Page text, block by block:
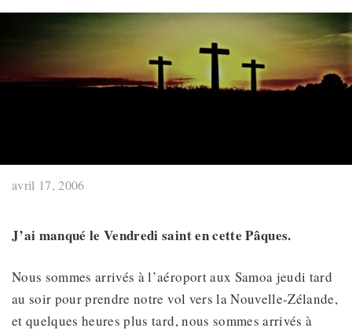
avril 17, 2006
J’ai manqué le Vendredi saint en cette Pâques.
Nous sommes arrivés à l’aéroport aux Samoa jeudi tard
au soir pour prendre notre vol vers la Nouvelle-Zélande,
et quelques heures plus tard, nous sommes arrivés à